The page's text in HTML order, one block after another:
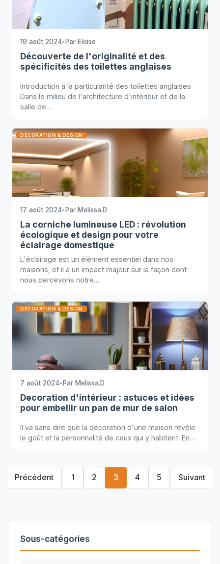
19 août 2024• Par Eloise
Découverte de l'originalité et des
spécificités des toilettes anglaises
Introduction à la particularité des toilettes anglaises
Dans le milieu de l'architecture d'intérieur et de la
salle de…
DÉCORATION & DESIGN
17 août 2024•Par Melissa.D
La corniche lumineuse LED : révolution
écologique et design pour votre
éclairage domestique
L'éclairage est un élément essentiel dans nos
maisons, et il a un impact majeur sur la façon dont
nous percevons notre…
DÉCORATION & DESIGN
7 août 2024• Par Melissa.D
Decoration d'intérieur : astuces et idées
pour embellir un pan de mur de salon
Il va sans dire que la décoration d'une maison révèle
le goût et la personnalité de ceux qui y habitent. En…
Précédent 1 2 3 4 5 Suivant
Sous-catégories